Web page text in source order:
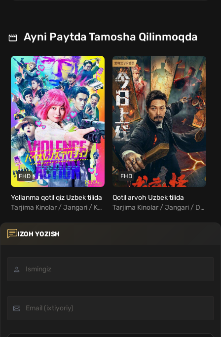
Ayni Paytda Tamosha Qilinmoqda
FHD
Yollanma qotil qiz Uzbek tilida
Tarjima Kinolar / Jangari / Komediya / Xorij Kinolar Uzbek Tilida
FHD
Qotil arvoh Uzbek tilida
Tarjima Kinolar / Jangari / Detektiv / Fentezi / Xorij Kinolar Uzbek Tilida
IZOH YOZISH